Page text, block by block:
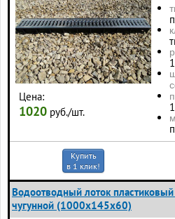
Цена:
1020 руб./шт.
Купить
в 1 клик!
Водоотводный лоток
чугунной (1000x145x60)